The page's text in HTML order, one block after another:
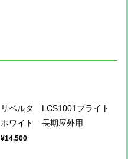
リベルタ LCS1001ブライト
ホワイト 長期屋外用
¥14,500